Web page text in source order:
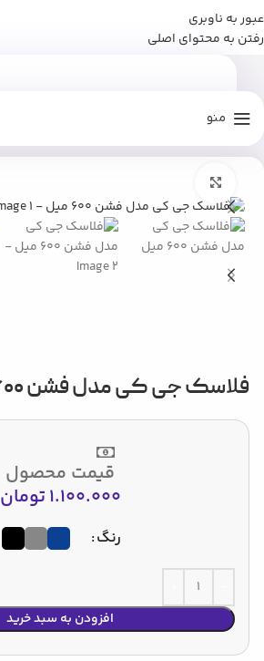
عبور به ناوبری
رفتن به محتوای اصلی
منو
فلاسک جی کی مدل فشن ۶۰۰ میل
قیمت محصول
1.100.000تومان
رنگ
افزودن به سبد خرید
برای وارد شدن به کانال بله نومان کلیک کنید